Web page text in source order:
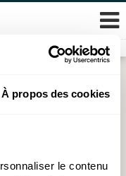
À propos des cookies
le contenu
une